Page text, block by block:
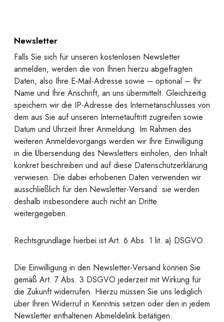
Newsletter
Falls Sie sich für unseren kostenlosen Newsletter
anmelden, werden die von Ihnen hierzu abgefragten
Daten, also Ihre E-Mail-Adresse sowie – optional – Ihr
Name und Ihre Anschrift, an uns übermittelt. Gleichzeitig
speichern wir die IP-Adresse des Internetanschlusses von
dem aus Sie auf unseren Internetauftritt zugreifen sowie
Datum und Uhrzeit Ihrer Anmeldung. Im Rahmen des
weiteren Anmeldevorgangs werden wir Ihre Einwilligung
in die Übersendung des Newsletters einholen, den Inhalt
konkret beschreiben und auf diese Datenschutzerklärung
verwiesen. Die dabei erhobenen Daten verwenden wir
ausschließlich für den Newsletter-Versand  sie werden
deshalb insbesondere auch nicht an Dritte
weitergegeben.
Rechtsgrundlage hierbei ist Art. 6 Abs. 1 lit. a) DSGVO.
Die Einwilligung in den Newsletter-Versand können Sie
gemäß Art. 7 Abs. 3 DSGVO jederzeit mit Wirkung für
die Zukunft widerrufen. Hierzu müssen Sie uns lediglich
über Ihren Widerruf in Kenntnis setzen oder den in jedem
Newsletter enthaltenen Abmeldelink betätigen.